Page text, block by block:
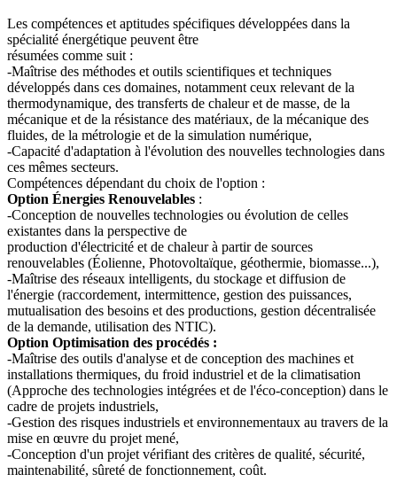
Les compétences et aptitudes spécifiques développées dans la
spécialité énergétique peuvent être
résumées comme suit :
-Maîtrise des méthodes et outils scientifiques et techniques
développés dans ces domaines, notamment ceux relevant de la
thermodynamique, des transferts de chaleur et de masse, de la
mécanique et de la résistance des matériaux, de la mécanique des
fluides, de la métrologie et de la simulation numérique,
-Capacité d'adaptation à l'évolution des nouvelles technologies dans
ces mêmes secteurs.
Compétences dépendant du choix de l'option :
Option Énergies Renouvelables :
-Conception de nouvelles technologies ou évolution de celles
existantes dans la perspective de
production d'électricité et de chaleur à partir de sources
renouvelables (Éolienne, Photovoltaïque, géothermie, biomasse...),
-Maîtrise des réseaux intelligents, du stockage et diffusion de
l'énergie (raccordement, intermittence, gestion des puissances,
mutualisation des besoins et des productions, gestion décentralisée
de la demande, utilisation des NTIC).
Option Optimisation des procédés :
-Maîtrise des outils d'analyse et de conception des machines et
installations thermiques, du froid industriel et de la climatisation
(Approche des technologies intégrées et de l'éco-conception) dans le
cadre de projets industriels,
-Gestion des risques industriels et environnementaux au travers de la
mise en œuvre du projet mené,
-Conception d'un projet vérifiant des critères de qualité, sécurité,
maintenabilité, sûreté de fonctionnement, coût.